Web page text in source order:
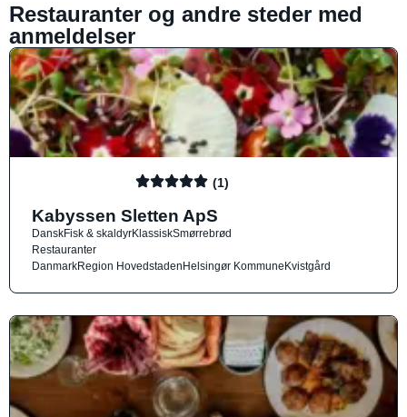
Restauranter og andre steder med
anmeldelser
(1)
Kabyssen Sletten ApS
DanskFisk & skaldyrKlassiskSmørrebrød
Restauranter
DanmarkRegion HovedstadenHelsingør KommuneKvistgård